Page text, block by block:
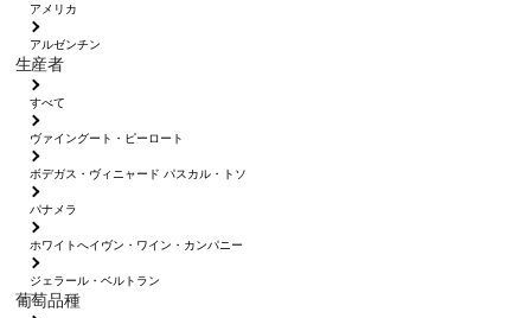
アメリカ
アルゼンチン
生産者
すべて
ヴァイングート・ピーロート
ボデガス・ヴィニャード パスカル・トソ
パナメラ
ホワイトへイヴン・ワイン・カンパニー
ジェラール・ベルトラン
葡萄品種